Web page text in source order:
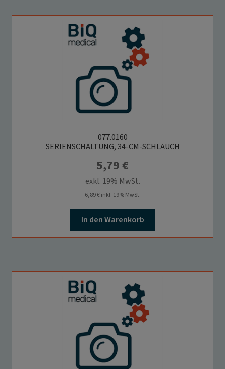
077.0160
SERIENSCHALTUNG, 34-CM-SCHLAUCH
5,79€
exkl. 19% MwSt.
6,89€inkl. 19% MwSt.
In den Warenkorb